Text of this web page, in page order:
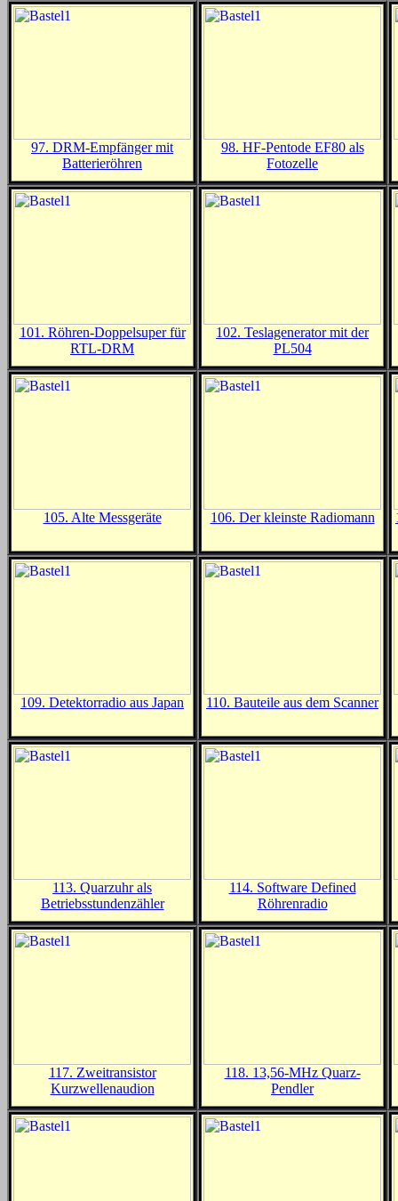
97. DRM-Empfänger mit
Batterieröhren
98. HF-Pentode EF80 als
Fotozelle
101. Röhren-Doppelsuper für
RTL-DRM
102. Teslagenerator mit der
PL504
105. Alte Messgeräte 106. Der kleinste Radiomann
109. Detektorradio aus Japan 110. Bauteile aus dem Scanner
113. Quarzuhr als
Betriebsstundenzähler
114. Software Defined
Röhrenradio
117. Zweitransistor
Kurzwellenaudion
118. 13,56-MHz Quarz-
Pendler